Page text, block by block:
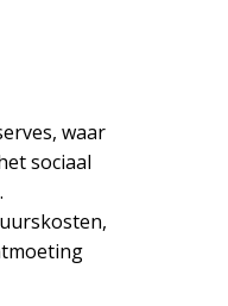
waar
sociaal